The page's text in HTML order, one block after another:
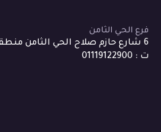
فرع الحي الثامن
6 شارع حازم صلاح الحي الثامن منطقة 11 بلوك 11 مدينة نصر.
ت : 01119122900